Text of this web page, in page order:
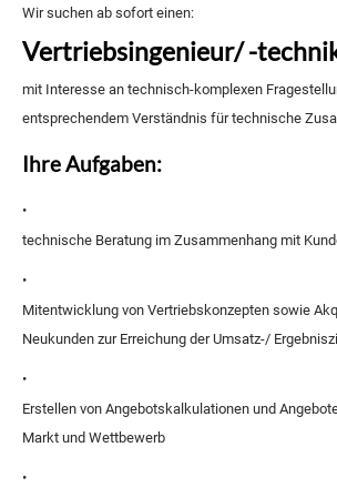
Wir suchen ab sofort einen:
Vertriebsingenieur/ -
mit Interesse an technisch-komplexen
entsprechendem Verständnis für technische
Ihre Aufgaben:
•
technische Beratung im Zusammenhang mit
•
Mitentwicklung von Vertriebskonzepten sowie
Neukunden zur Erreichung der Umsatz-/
•
Erstellen von Angebotskalkulationen und
Markt und Wettbewerb
•